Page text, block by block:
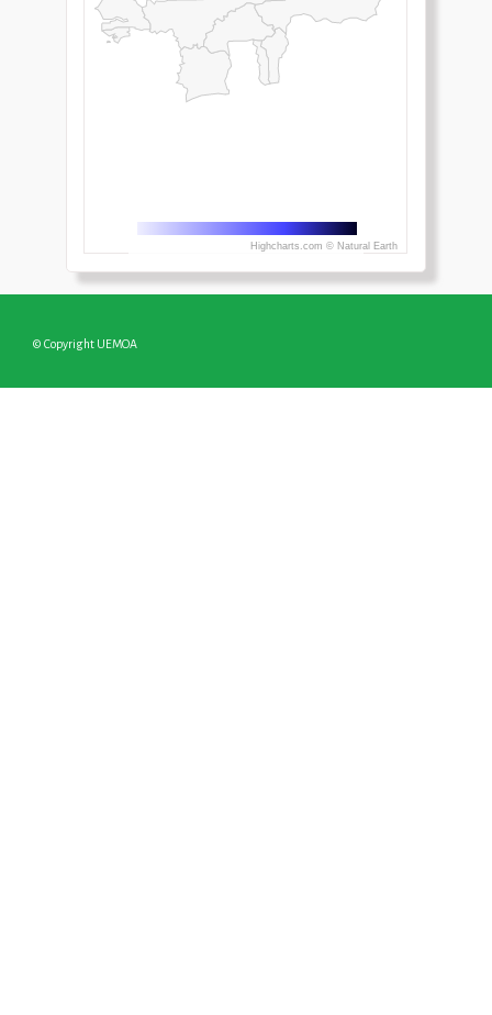
Highcharts.com © Natural Earth
© Copyright UEMOA